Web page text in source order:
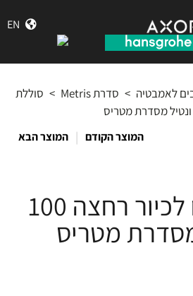
EN
לאמבטיה > סדרת Metris > סוללת
המוצר הקודם | המוצר הבא
סוללת פרח לכיור רחצה 100
מטריס